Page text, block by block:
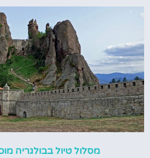
מסלול טיול בבולגריה